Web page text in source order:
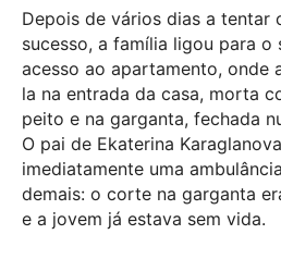
Depois de vários dias a tentar
sucesso, a família ligou para o
acesso ao apartamento, onde
la na entrada da casa, morta
peito e na garganta, fechada
O pai de Ekaterina
imediatamente uma
demais: o corte na garganta
e a jovem já estava sem vida.